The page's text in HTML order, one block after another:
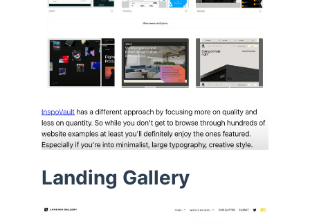
Landing Gallery